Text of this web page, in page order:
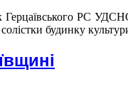
Герцаївського РС
будинку